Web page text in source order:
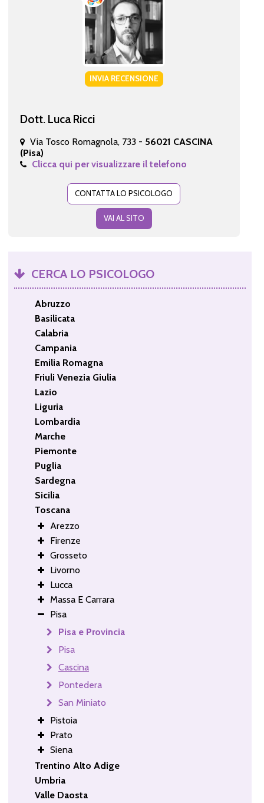
INVIA RECENSIONE
Dott. Luca Ricci
Via Tosco Romagnola, 733 - 56021 CASCINA
(Pisa)
Clicca qui per visualizzare il telefono
CONTATTA LO PSICOLOGO
VAI AL SITO
CERCA LO PSICOLOGO
Abruzzo
Basilicata
Calabria
Campania
Emilia Romagna
Friuli Venezia Giulia
Lazio
Liguria
Lombardia
Marche
Piemonte
Puglia
Sardegna
Sicilia
Toscana
Arezzo
Firenze
Grosseto
Livorno
Lucca
Massa E Carrara
Pisa
Pisa e Provincia
Pisa
Cascina
Pontedera
San Miniato
Pistoia
Prato
Siena
Trentino Alto Adige
Umbria
Valle Daosta